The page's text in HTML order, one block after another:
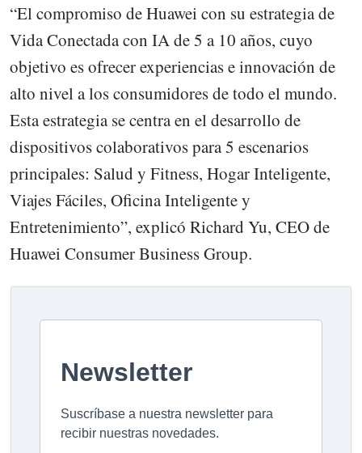
“El compromiso de Huawei con su estrategia de
Vida Conectada con IA de 5 a 10 años, cuyo
objetivo es ofrecer experiencias e innovación de
alto nivel a los consumidores de todo el mundo.
Esta estrategia se centra en el desarrollo de
dispositivos colaborativos para 5 escenarios
principales: Salud y Fitness, Hogar Inteligente,
Viajes Fáciles, Oficina Inteligente y
Entretenimiento”, explicó Richard Yu, CEO de
Huawei Consumer Business Group.